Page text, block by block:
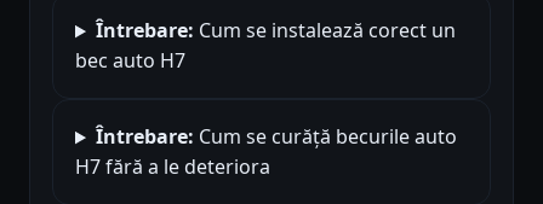
Întrebare: Cum se instalează corect un
bec auto H7
Întrebare: Cum se curăță becurile auto
H7 fără a le deteriora